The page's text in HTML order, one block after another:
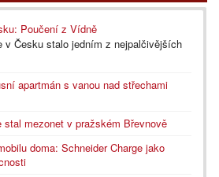
Poučení z Vídně
v Česku stalo jedním z nejpalčivějších
apartmán s vanou nad střechami
stal mezonet v pražském Břevnově
doma: Schneider Charge jako